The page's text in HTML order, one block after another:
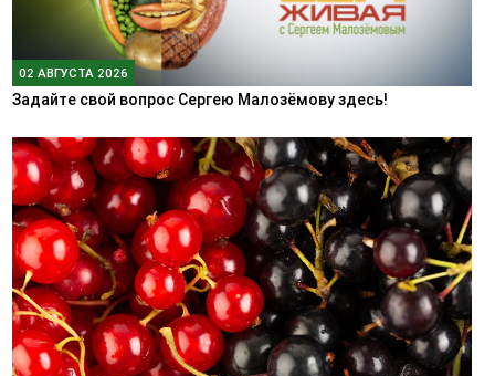
02 АВГУСТА 2026
Задайте свой вопрос Сергею Малозёмову здесь!